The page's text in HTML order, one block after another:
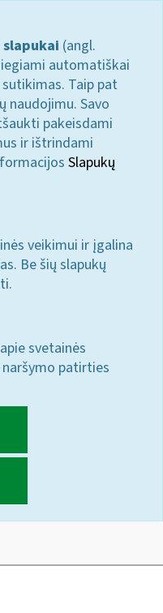
(angl.
automatiškai
Taip pat
naudojimu. Savo
pakeisdami
ir ištrindami
Slapukų
veikimui ir įgalina
Be šių slapukų
svetainės
patirties